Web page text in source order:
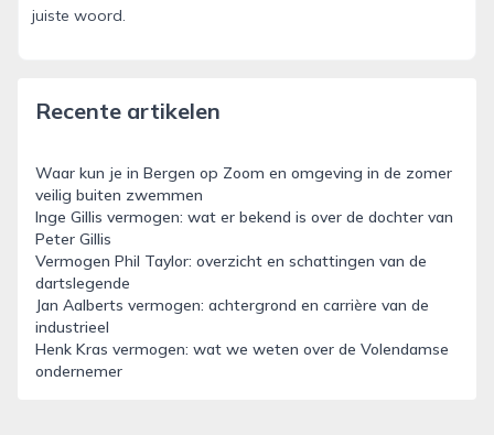
juiste woord.
Recente artikelen
Waar kun je in Bergen op Zoom en omgeving in de zomer
veilig buiten zwemmen
Inge Gillis vermogen: wat er bekend is over de dochter van
Peter Gillis
Vermogen Phil Taylor: overzicht en schattingen van de
dartslegende
Jan Aalberts vermogen: achtergrond en carrière van de
industrieel
Henk Kras vermogen: wat we weten over de Volendamse
ondernemer